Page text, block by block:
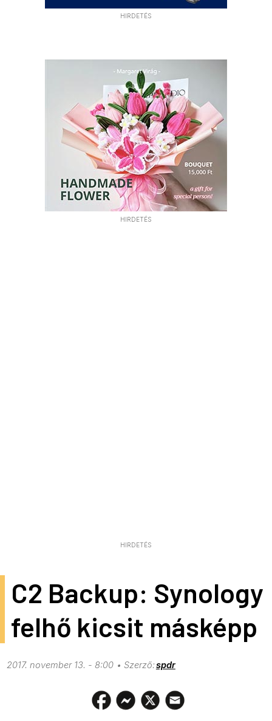
HIRDETÉS
HIRDETÉS
HIRDETÉS
C2 Backup: Synology
felhő kicsit másképp
2017. november 13. - 8:00 spdr